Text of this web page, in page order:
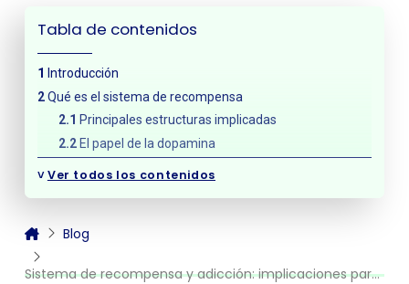
Tabla de contenidos
Introducción
Qué es el sistema de recompensa
Principales estructuras implicadas
El papel de la dopamina
cerebro
Hiperactivación del sistema de recompensa
Alteraciones en el control ejecutivo
˅Ver todos los contenidos
Blog
Sistema de recompensa y adicción: implicaciones para la intervención psicológica